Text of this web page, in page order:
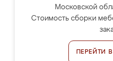
Московской
Стоимость сборки
ПЕРЕЙТИ